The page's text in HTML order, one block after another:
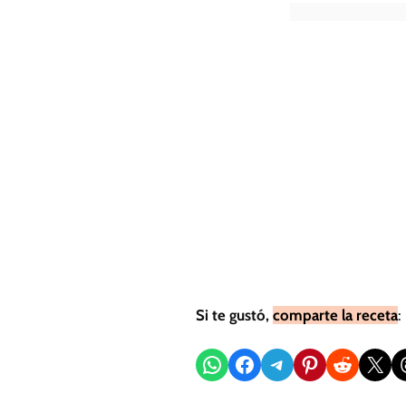
Si te gustó, comparte la receta:
Compartir en WhatsApp
Compartir en Facebook
Compartir en Telegram
Compartir en Pinterest
Compartir en Reddit
Compartir en X